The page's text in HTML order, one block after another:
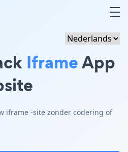
IframeApp
iframe -site zonder codering of